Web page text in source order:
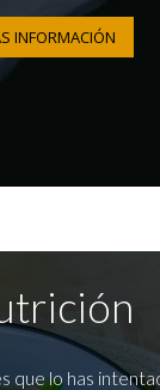
INFORMACIÓN
que lo has